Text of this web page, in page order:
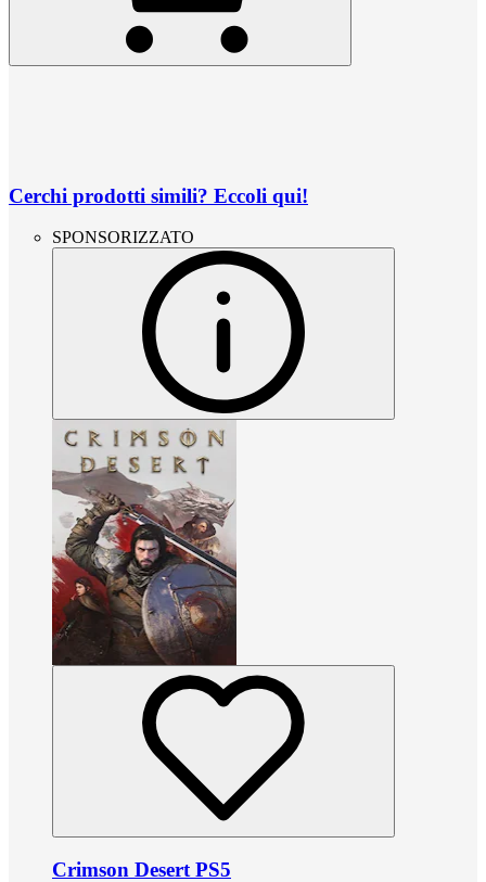
Cerchi prodotti simili? Eccoli qui!
SPONSORIZZATO
Crimson Desert PS5